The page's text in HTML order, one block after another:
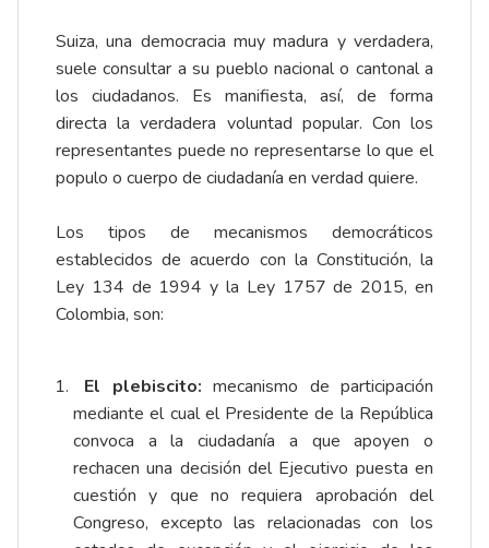
Suiza, una democracia muy madura y verdadera,
suele consultar a su pueblo nacional o cantonal a
los ciudadanos. Es manifiesta, así, de forma
directa la verdadera voluntad popular. Con los
representantes puede no representarse lo que el
populo o cuerpo de ciudadanía en verdad quiere.
Los tipos de mecanismos democráticos
establecidos de acuerdo con la Constitución, la
Ley 134 de 1994 y la Ley 1757 de 2015, en
Colombia, son:
El plebiscito: mecanismo de participación
mediante el cual el Presidente de la República
convoca a la ciudadanía a que apoyen o
rechacen una decisión del Ejecutivo puesta en
cuestión y que no requiera aprobación del
Congreso, excepto las relacionadas con los